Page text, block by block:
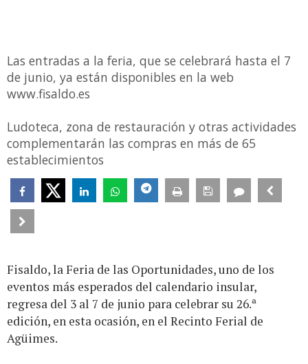
Las entradas a la feria, que se celebrará hasta el 7
de junio, ya están disponibles en la web
www.fisaldo.es
Ludoteca, zona de restauración y otras actividades
complementarán las compras en más de 65
establecimientos
Fisaldo, la Feria de las Oportunidades, uno de los
eventos más esperados del calendario insular,
regresa del 3 al 7 de junio para celebrar su 26.ª
edición, en esta ocasión, en el Recinto Ferial de
Agüimes.